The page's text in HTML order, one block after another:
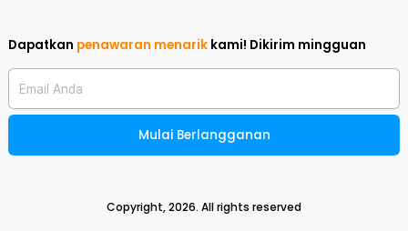
Dapatkan penawaran menarik kami! Dikirim mingguan
Email Anda
Mulai Berlangganan
Copyright,2026. All rights reserved